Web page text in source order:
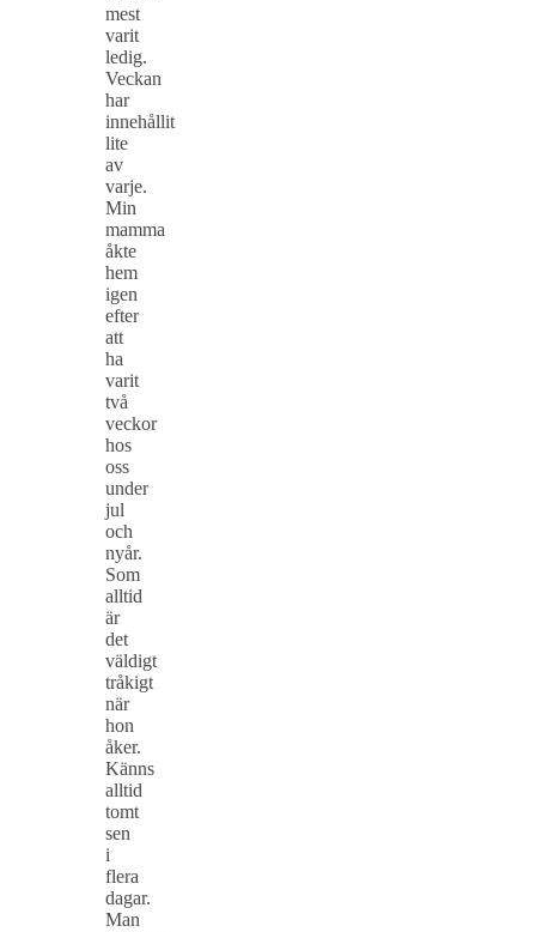
mest
varit
ledig.
Veckan
har
innehållit
lite
av
varje.
Min
mamma
åkte
hem
igen
efter
att
ha
varit
två
veckor
hos
oss
under
jul
och
nyår.
Som
alltid
är
det
väldigt
tråkigt
när
hon
åker.
Känns
alltid
tomt
sen
i
flera
dagar.
Man